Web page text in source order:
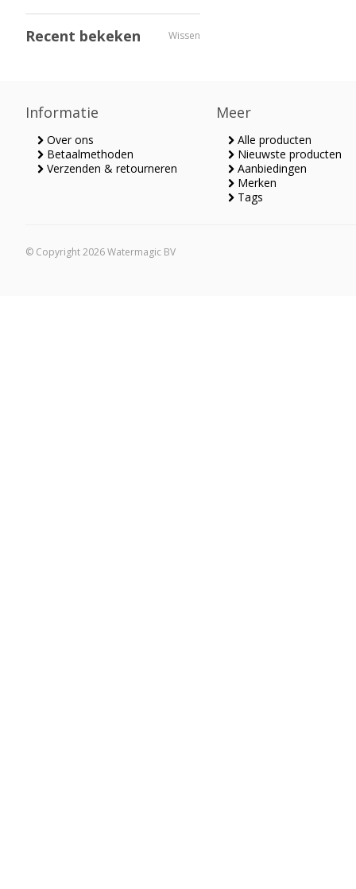
Recent bekeken Wissen
Informatie
Over ons
Betaalmethoden
Verzenden & retourneren
Meer
Alle producten
Nieuwste producten
Aanbiedingen
Merken
Tags
© Copyright 2026 Watermagic BV